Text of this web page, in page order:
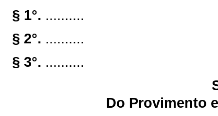
§ 1°. ..........
§ 2°. ..........
§ 3°. ..........
Do Provimento